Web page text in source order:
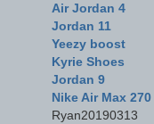
Air Jordan 4
Jordan 11
Yeezy boost
Kyrie Shoes
Jordan 9
Nike Air Max 270
Ryan20190313